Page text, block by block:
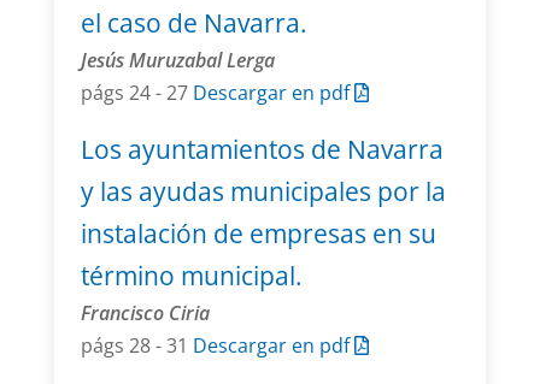
el caso de Navarra.
Jesús Muruzabal Lerga
págs 24 - 27 Descargar en pdf
Los ayuntamientos de Navarra
y las ayudas municipales por la
instalación de empresas en su
término municipal.
Francisco Ciria
págs 28 - 31 Descargar en pdf